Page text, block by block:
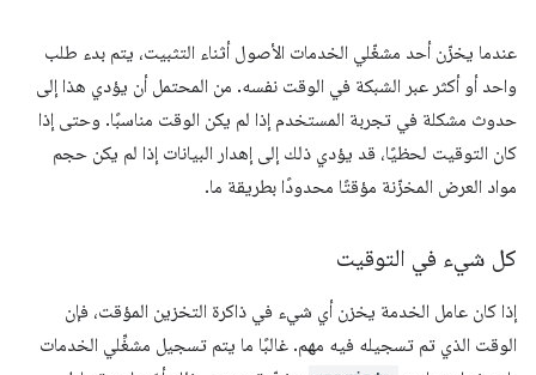
عندما يخزّن أحد مشغّلي الخدمات الأصول أثناء التثبيت، يتم بدء طلب
واحد أو أكثر عبر الشبكة في الوقت نفسه. من المحتمل أن يؤدي هذا إلى
حدوث مشكلة في تجربة المستخدم إذا لم يكن الوقت مناسبًا. وحتى إذا
كان التوقيت لحظيًا، قد يؤدي ذلك إلى إهدار البيانات إذا لم يكن حجم
مواد العرض المخزّنة مؤقتًا محدودًا بطريقة ما.
كل شيء في التوقيت
إذا كان عامل الخدمة يخزن أي شيء في ذاكرة التخزين المؤقت، فإن
الوقت الذي تم تسجيله فيه مهم. غالبًا ما يتم تسجيل مشغِّلي الخدمات